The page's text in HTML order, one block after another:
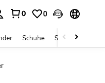
0 0
Schuhe Schmuck &